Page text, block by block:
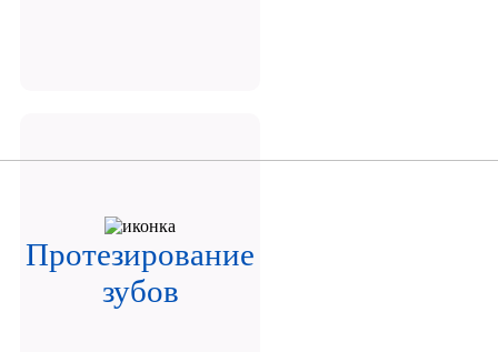
Протезирование
зубов